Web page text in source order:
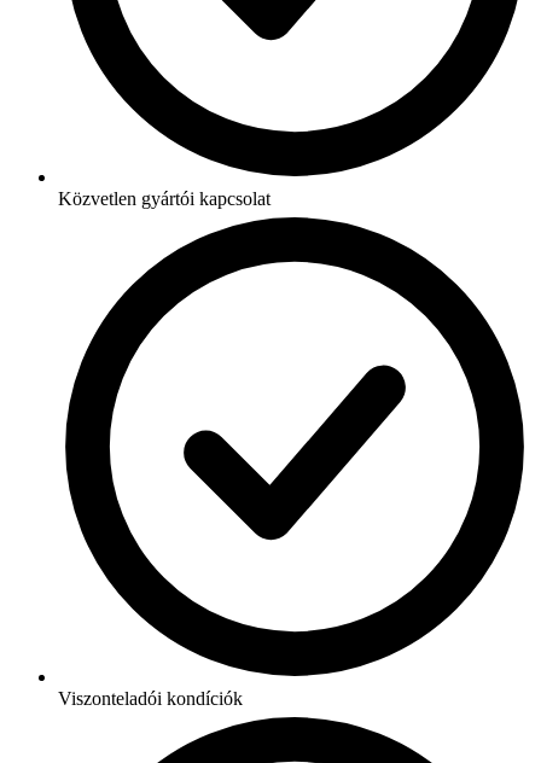
Közvetlen gyártói kapcsolat
Viszonteladói kondíciók